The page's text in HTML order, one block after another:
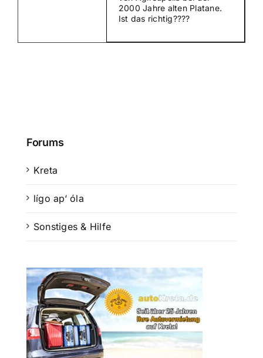
2000 Jahre alten Platane.
Ist das richtig????
Forums
Kreta
lígo ap‘ óla
Sonstiges & Hilfe